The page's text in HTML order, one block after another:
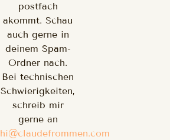
postfach
akommt. Schau
auch gerne in
deinem Spam-
Ordner nach.
Bei technischen
Schwierigkeiten,
schreib mir
gerne an
hi@claudefrommen.com